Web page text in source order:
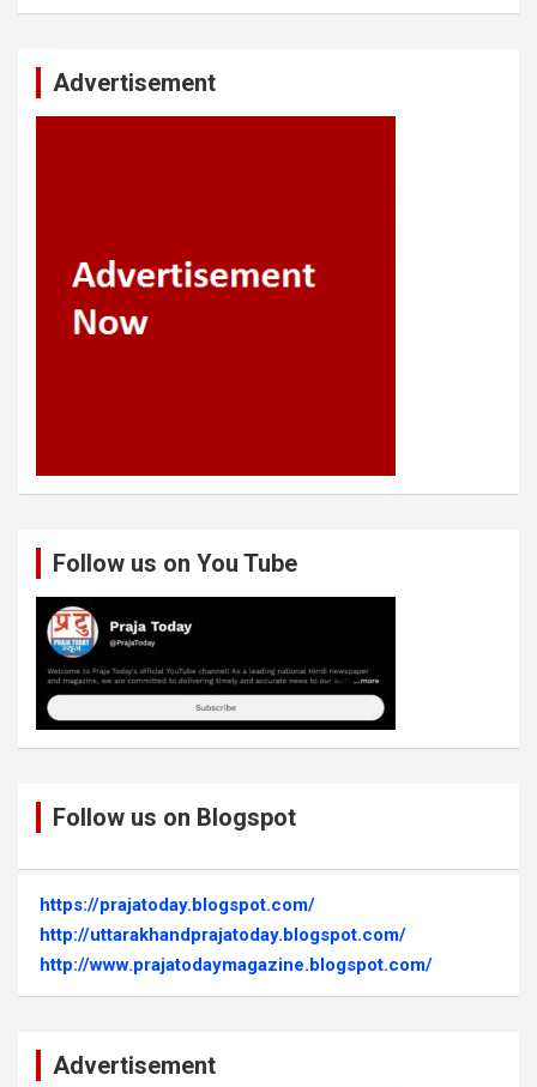
Advertisement
Follow us on You Tube
Follow us on Blogspot
https://prajatoday.blogspot.com/
http://uttarakhandprajatoday.blogspot.com/
http://www.prajatodaymagazine.blogspot.com/
Advertisement